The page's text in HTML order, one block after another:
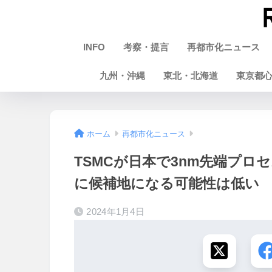
INFO 考察・提言 再都市化ニュース
九州・沖縄 東北・北海道 東京都心
ホーム 再都市化ニュース
TSMCが日本で3nm先端プロ
に候補地になる可能性は低い
2024年1月4日